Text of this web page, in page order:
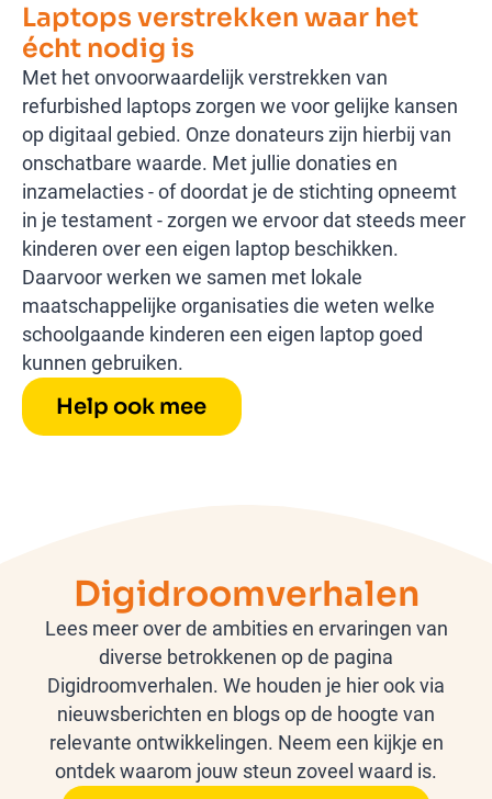
Laptops verstrekken waar het
écht nodig is
Met het onvoorwaardelijk verstrekken van
refurbished laptops zorgen we voor gelijke kansen
op digitaal gebied. Onze donateurs zijn hierbij van
onschatbare waarde. Met jullie donaties en
inzamelacties - of doordat je de stichting opneemt
in je testament - zorgen we ervoor dat steeds meer
kinderen over een eigen laptop beschikken.
Daarvoor werken we samen met lokale
maatschappelijke organisaties die weten welke
schoolgaande kinderen een eigen laptop goed
kunnen gebruiken.
Help ook mee
Digidroomverhalen
Lees meer over de ambities en ervaringen van
diverse betrokkenen op de pagina
Digidroomverhalen. We houden je hier ook via
nieuwsberichten en blogs op de hoogte van
relevante ontwikkelingen. Neem een kijkje en
ontdek waarom jouw steun zoveel waard is.